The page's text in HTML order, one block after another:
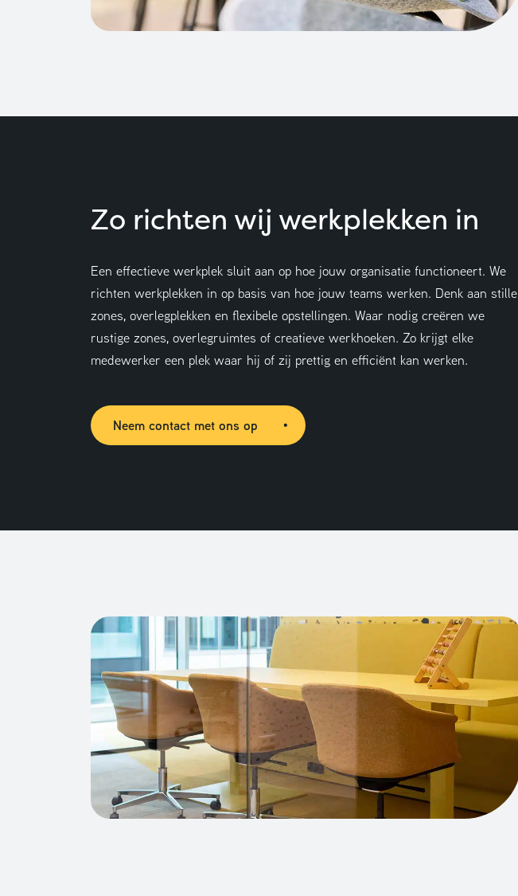
Zo richten wij werkplekken in
Een effectieve werkplek sluit aan op hoe jouw organisatie functioneert. We
richten werkplekken in op basis van hoe jouw teams werken. Denk aan stille
zones, overlegplekken en flexibele opstellingen. Waar nodig creëren we
rustige zones, overlegruimtes of creatieve werkhoeken. Zo krijgt elke
medewerker een plek waar hij of zij prettig en efficiënt kan werken.
Neem contact met ons op